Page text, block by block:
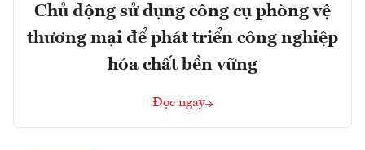
Chủ động sử dụng công cụ phòng vệ
thương mại để phát triển công nghiệp
hóa chất bền vững
Đọc ngay